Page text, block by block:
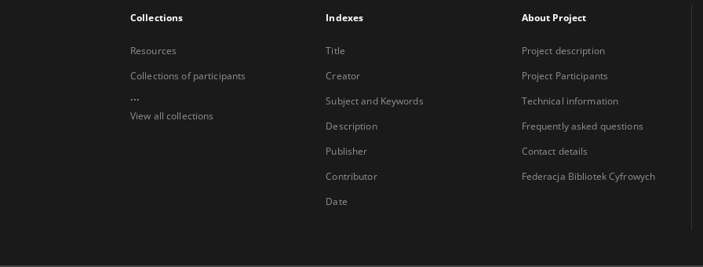
Collections
Resources
Collections of participants
...
View all collections
Indexes
Title
Creator
Subject and Keywords
Description
Publisher
Contributor
Date
About Project
Project description
Project Participants
Technical information
Frequently asked questions
Contact details
Federacja Bibliotek Cyfrowych